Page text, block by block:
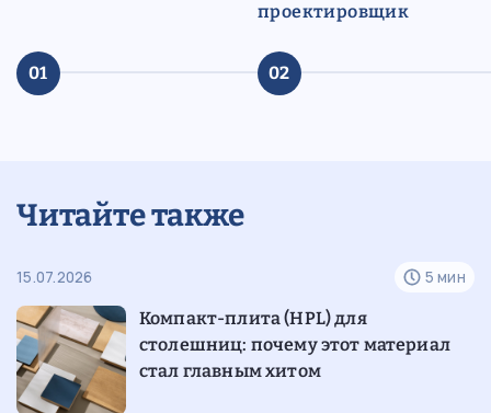
01
проектировщик
02
Читайте также
15.07.2026 5 мин
Компакт-плита (HPL) для
столешниц: почему этот материал
стал главным хитом